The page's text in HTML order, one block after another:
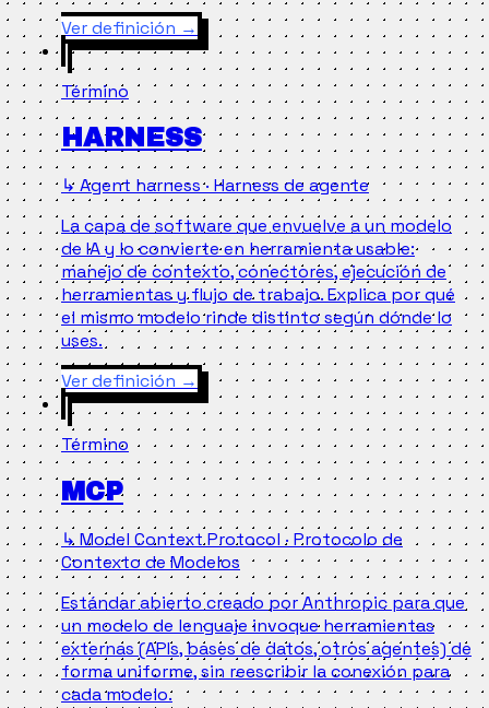
Ver definición →
Término
HARNESS
↳ Agent harness · Harness de agente
La capa de software que envuelve a un modelo
de IA y lo convierte en herramienta usable:
manejo de contexto, conectores, ejecución de
herramientas y flujo de trabajo. Explica por qué
el mismo modelo rinde distinto según dónde lo
uses.
Ver definición →
Término
MCP
↳ Model Context Protocol · Protocolo de
Contexto de Modelos
Estándar abierto creado por Anthropic para que
un modelo de lenguaje invoque herramientas
externas (APIs, bases de datos, otros agentes) de
forma uniforme, sin reescribir la conexión para
cada modelo.